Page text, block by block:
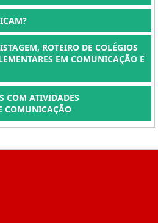
ROTEIRO DE COLÉGIOS
EM COMUNICAÇÃO E
COM ATIVIDADES
COMUNICAÇÃO